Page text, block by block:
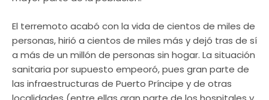
El terremoto acabó con la vida de cientos de miles de
personas, hirió a cientos de miles más y dejó tras de sí
a más de un millón de personas sin hogar. La situación
sanitaria por supuesto empeoró, pues gran parte de
las infraestructuras de Puerto Príncipe y de otras